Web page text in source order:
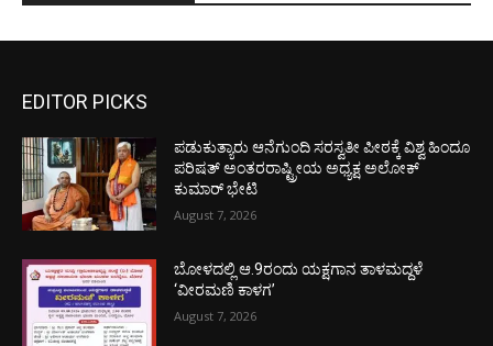
EDITOR PICKS
ಪಡುಕುತ್ಯಾರು ಆನೆಗುಂದಿ ಸರಸ್ವತೀ ಪೀಠಕ್ಕೆ ವಿಶ್ವ ಹಿಂದೂ
ಪರಿಷತ್ ಅಂತರರಾಷ್ಟ್ರೀಯ ಅಧ್ಯಕ್ಷ ಅಲೋಕ್
ಕುಮಾರ್ ಭೇಟಿ
August 7, 2026
ಬೋಳದಲ್ಲಿ ಆ.9ರಂದು ಯಕ್ಷಗಾನ ತಾಳಮದ್ದಳೆ
‘ವೀರಮಣಿ ಕಾಳಗ’
August 7, 2026